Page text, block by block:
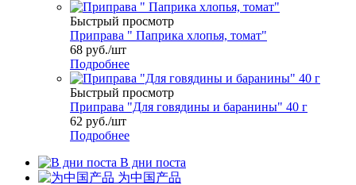
Быстрый просмотр
Приправа " Паприка хлопья, томат"
68 руб./шт
Подробнее
Быстрый просмотр
Приправа "Для говядины и баранины" 40 г
62 руб./шт
Подробнее
В дни поста
为中国产品